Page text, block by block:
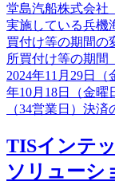
堂島汽船株式会社
実施している兵機
買付け等の期間の
所買付け等の期間
2024年11月29日
年10月18日（金曜
（34営業日）決
TISインテ
ソリューシ